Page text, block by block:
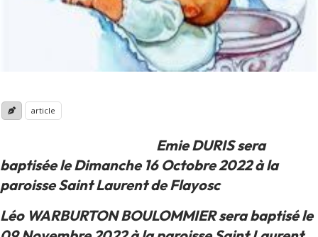
article
Emie DURIS sera
baptisée le Dimanche 16 Octobre 2022 à la
paroisse Saint Laurent de Flayosc
Léo WARBURTON BOULOMMIER sera baptisé le